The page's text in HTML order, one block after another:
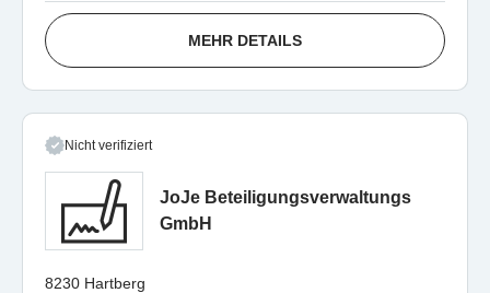
MEHR DETAILS
Nicht verifiziert
JoJe Beteiligungsverwaltungs
GmbH
8230 Hartberg